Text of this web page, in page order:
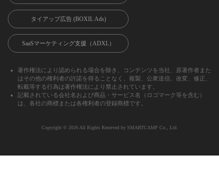
タイアップ広告 (BOXIL Ads)
SaaSマーケティング支援（ADXL）
著作権法により認められる場合を除き、コンテンツを当社、原著作者また
はその他の権利者の許諾を得ることなく、複製、公衆送信、改変、修正、
転載等する行為は著作権法により禁止されています。
記載されている会社名および商品・サービス名（ロゴマーク等を含む）
は、各社の商標または各権利者の登録商標です。
Copyright ©︎ 2026 All Rights Reserved by SMARTCAMP Co., Ltd.